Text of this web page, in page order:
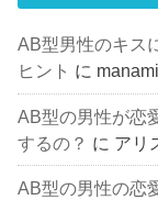
AB型男性のキス
ヒント に manami
AB型の男性が恋
するの？ に アリ
AB型の男性の恋